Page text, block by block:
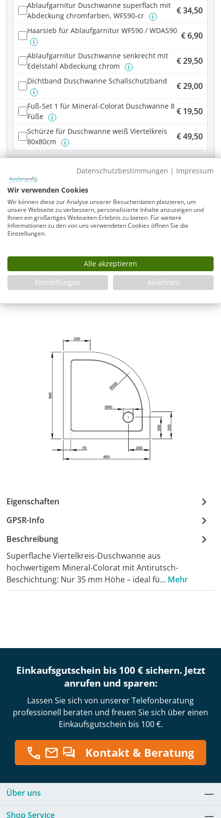
Ablaufgarnitur Duschwanne superflach mit
Abdeckung chromfarben, WFS90-cr
i
€ 34,50
Haarsieb für Ablaufgarnitur WFS90 / WDAS90
i
€ 6,90
Ablaufgarnitur Duschwanne senkrecht mit
Edelstahl Abdeckung chrom
i
€ 29,50
Dichtband Duschwanne Schallschutzband
i
€ 29,00
Fuß-Set 1 für Mineral-Colorat Duschwanne 8
Füße
i
€ 19,50
Schürze für Duschwanne weiß Viertelkreis
80x80cm
i
€ 49,50
Produkt Anzahl: Gib den gewünschten
In den Warenkorb
Infos
Fragen zum Artikel
3 Jahre Garantie & Ersatzteilservice
Montageanleitung
Eigenschaften
GPSR-Info
Beschreibung
Superflache Viertelkreis-Duschwanne aus
hochwertigem Mineral-Colorat mit Antirutsch-
Beschichtung: Nur 35 mm Höhe – ideal fü… Mehr
Einkaufsgutschein bis 100 € sichern. Jetzt
anrufen und sparen:
Lassen Sie sich von unserer Telefonberatung
professionell beraten und freuen Sie sich über einen
Einkaufsgutschein bis 100 €.
Kontakt & Beratung
Über uns
Shop Service
Datenschutzbestimmungen | Impressum
Wir verwenden Cookies
Wir können diese zur Analyse unserer Besucherdaten platzieren, um
unsere Webseite zu verbessern, personalisierte Inhalte anzuzeigen und
Ihnen ein großartiges Webseiten-Erlebnis zu bieten. Für weitere
Informationen zu den von uns verwendeten Cookies öffnen Sie die
Einstellungen.
Alle akzeptieren
Einstellungen
Ablehnen